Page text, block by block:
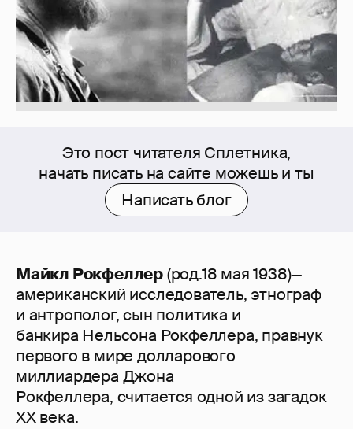
Это пост читателя Сплетника,
начать писать на сайте можешь и ты
Написать блог
Майкл Рокфеллер(род.18 мая 1938)—
американский исследователь, этнограф
и антрополог, сын политика и
банкира Нельсона Рокфеллера, правнук
первого в мире долларового
миллиардера Джона
Рокфеллера, считается одной из загадок
XX века.